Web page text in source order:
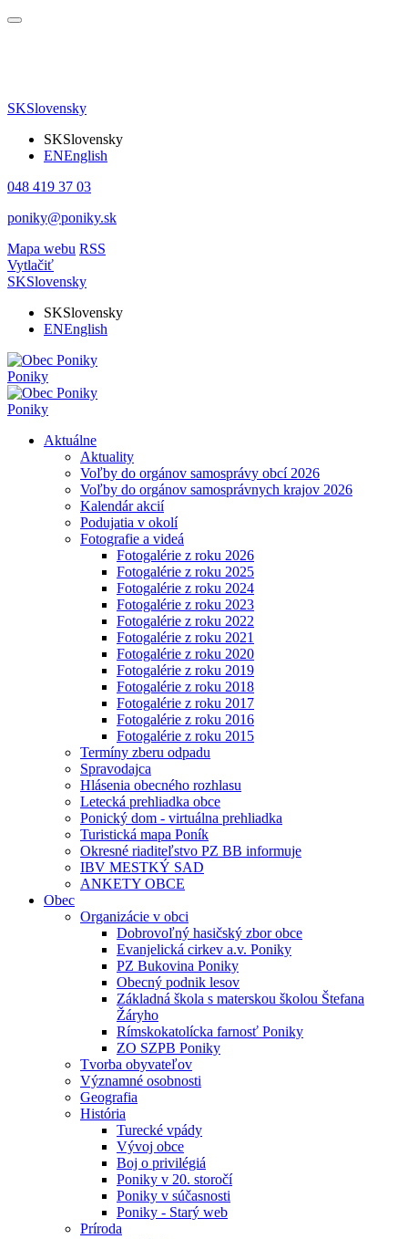
SKSlovensky
SKSlovensky
ENEnglish
048 419 37 03
poniky@poniky.sk
Mapa webu RSS
Vytlačiť
SKSlovensky
SKSlovensky
ENEnglish
Poniky
Poniky
Aktuálne
Aktuality
Voľby do orgánov samosprávy obcí 2026
Voľby do orgánov samosprávnych krajov 2026
Kalendár akcií
Podujatia v okolí
Fotografie a videá
Fotogalérie z roku 2026
Fotogalérie z roku 2025
Fotogalérie z roku 2024
Fotogalérie z roku 2023
Fotogalérie z roku 2022
Fotogalérie z roku 2021
Fotogalérie z roku 2020
Fotogalérie z roku 2019
Fotogalérie z roku 2018
Fotogalérie z roku 2017
Fotogalérie z roku 2016
Fotogalérie z roku 2015
Termíny zberu odpadu
Spravodajca
Hlásenia obecného rozhlasu
Letecká prehliadka obce
Ponický dom - virtuálna prehliadka
Turistická mapa Poník
Okresné riaditeľstvo PZ BB informuje
IBV MESTKÝ SAD
ANKETY OBCE
Obec
Organizácie v obci
Dobrovoľný hasičský zbor obce
Evanjelická cirkev a.v. Poniky
PZ Bukovina Poniky
Obecný podnik lesov
Základná škola s materskou školou Štefana
Žáryho
Rímskokatolícka farnosť Poniky
ZO SZPB Poniky
Tvorba obyvateľov
Významné osobnosti
Geografia
História
Turecké vpády
Vývoj obce
Boj o privilégiá
Poniky v 20. storočí
Poniky v súčasnosti
Poniky - Starý web
Príroda